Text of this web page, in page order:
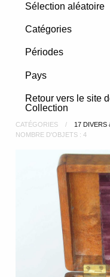
Sélection aléatoire
Catégories
Périodes
Pays
Retour vers le site
Collection
CATÉGORIES
17 DIVERS
NOMBRE D'OBJETS : 4